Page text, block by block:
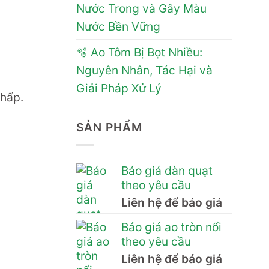
Nước Trong và Gây Màu
Nước Bền Vững
🫧 Ao Tôm Bị Bọt Nhiều:
Nguyên Nhân, Tác Hại và
Giải Pháp Xử Lý
SẢN PHẨM
Báo giá dàn quạt
theo yêu cầu
Liên hệ để báo giá
Báo giá ao tròn nổi
theo yêu cầu
Liên hệ để báo giá